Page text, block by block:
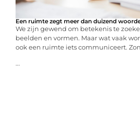
Een ruimte zegt meer dan duizend
We zijn gewend om betekenis te
beelden en vormen. Maar wat vaak
ook een ruimte iets communiceert.
...